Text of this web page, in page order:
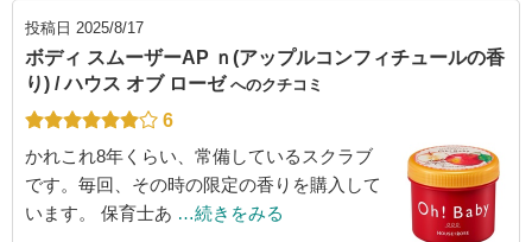
投稿日 2025/8/17
ボディ スムーザーAP ｎ(アップルコンフィチュールの香
り) / ハウス オブ ローゼ へのクチコミ
6
かれこれ8年くらい、常備しているスクラブ
です。毎回、その時の限定の香りを購入して
います。 保育士あ …続きをみる